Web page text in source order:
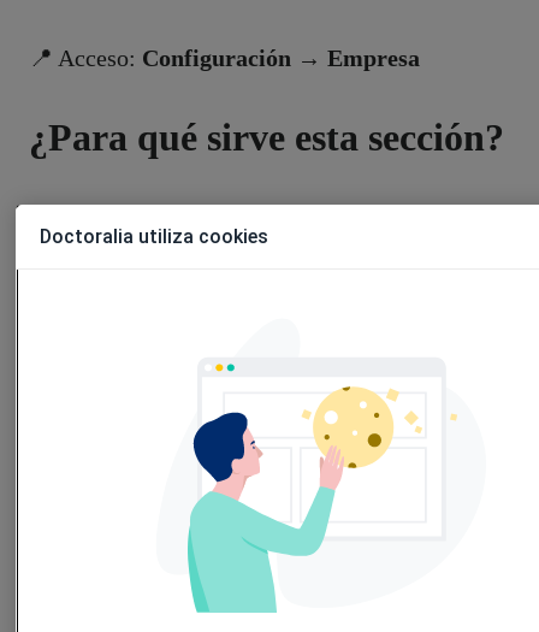
📍 Acceso: Configuración → Empresa
¿Para qué sirve esta sección?
información fiscal y legal de tu centro.
documentos sean válidos y reflejen correctamente
los datos de tu empresa.
1️⃣ ¿Cómo actualizo los datos de empresa?
Configuración → Empresa →
Doctoralia utiliza cookies